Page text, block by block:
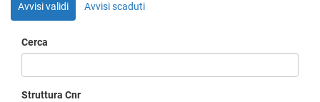
Avvisi validi Avvisi scaduti
Cerca
Struttura Cnr